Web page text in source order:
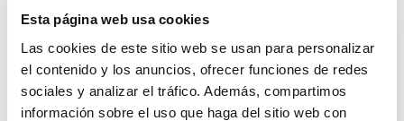
Esta página web usa cookies
Las cookies de este sitio web se usan para personalizar
el contenido y los anuncios, ofrecer funciones de redes
sociales y analizar el tráfico. Además, compartimos
información sobre el uso que haga del sitio web con